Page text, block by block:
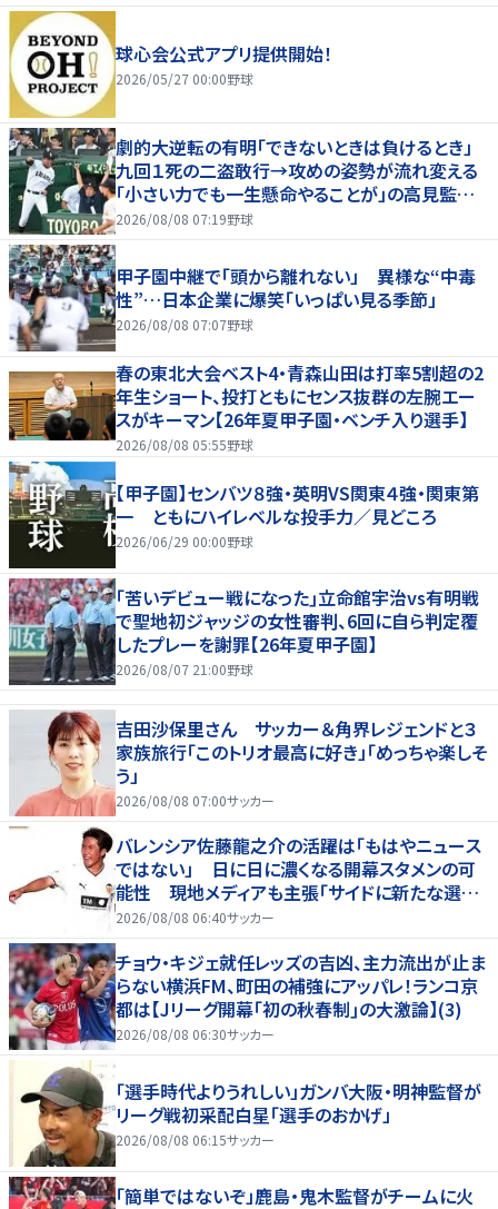
球心会公式アプリ提供開始！
2026/05/27 00:00野球
劇的大逆転の有明「できないときは負けるとき」
九回１死の二盗敢行→攻めの姿勢が流れ変える
「小さい力でも一生懸命やることが」の高見監督
「涙が出そうに」
2026/08/08 07:19野球
甲子園中継で「頭から離れない」 異様な“中毒
性”…日本企業に爆笑「いっぱい見る季節」
2026/08/08 07:07野球
春の東北大会ベスト4・青森山田は打率5割超の2
年生ショート、投打ともにセンス抜群の左腕エー
スがキーマン【26年夏甲子園・ベンチ入り選手】
2026/08/08 05:55野球
【甲子園】センバツ８強・英明VS関東４強・関東第
一 ともにハイレベルな投手力／見どころ
2026/06/29 00:00野球
｢苦いデビュー戦になった｣立命館宇治vs有明戦
で聖地初ジャッジの女性審判、6回に自ら判定覆
したプレーを謝罪【26年夏甲子園】
2026/08/07 21:00野球
吉田沙保里さん サッカー＆角界レジェンドと３
家族旅行「このトリオ最高に好き」「めっちゃ楽しそ
う」
2026/08/08 07:00サッカー
バレンシア佐藤龍之介の活躍は「もはやニュース
ではない」 日に日に濃くなる開幕スタメンの可
能性 現地メディアも主張「サイドに新たな選択
肢を提供する」
2026/08/08 06:40サッカー
チョウ・キジェ就任レッズの吉凶、主力流出が止ま
らない横浜FM、町田の補強にアッパレ！ランコ京
都は【Jリーグ開幕｢初の秋春制｣の大激論】(3)
2026/08/08 06:30サッカー
「選手時代よりうれしい」ガンバ大阪・明神監督が
リーグ戦初采配白星「選手のおかげ」
2026/08/08 06:15サッカー
「簡単ではないぞ」鹿島・鬼木監督がチームに火